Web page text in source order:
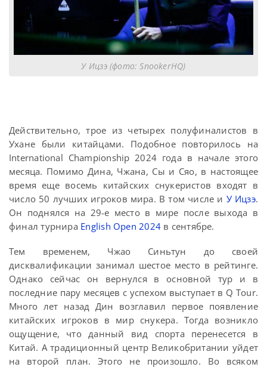
У Ицзэ (фото: SnookerHQ)
Действительно, трое из четырех полуфиналистов в
Ухане были китайцами. Подобное повторилось на
International Championship 2024 года в начале этого
месяца. Помимо Дина, Чжана, Сы и Сяо, в настоящее
время еще восемь китайских снукеристов входят в
число 50 лучших игроков мира. В том числе и У Ицзэ.
Он поднялся на 29-е место в мире после выхода в
финал турнира English Open 2024в сентябре.
Тем временем, Чжао Синьтун до своей
дисквалификации занимал шестое место в рейтинге.
Однако сейчас он вернулся в основной тур и в
последние пару месяцев с успехом выступает в Q Tour.
Много лет назад Дин возглавил первое появление
китайских игроков в мир снукера. Тогда возникло
ощущение, что данный вид спорта перенесется в
Китай. А традиционный центр Великобритании уйдет
на второй план. Этого не произошло. Во всяком